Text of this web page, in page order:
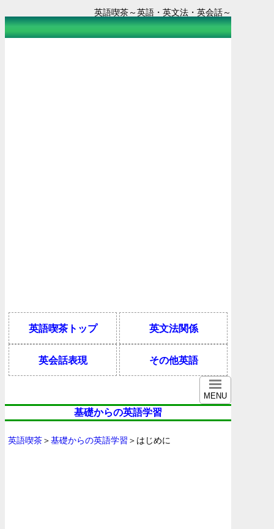
英語喫茶～英語・英文法・英会話～
英語喫茶トップ 英文法関係
英会話表現 その他英語
MENU
基礎からの英語学習
英語喫茶＞基礎からの英語学習 ＞はじめに